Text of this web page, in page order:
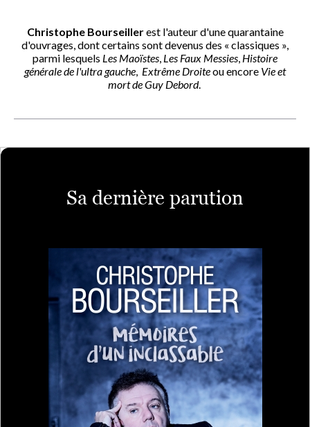
Christophe Bourseillerest l'auteur d'une quarantaine
d'ouvrages, dont certains sont devenus des « classiques »,
parmi lesquels Les Maoïstes, Les Faux Messies, Histoire
générale de l'ultra gauche, Extrême Droiteou encore Vie et
mort de Guy Debord.
Sa dernière parution